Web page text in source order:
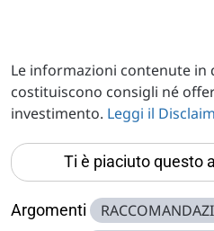
Le informazioni contenute in
costituiscono consigli né
investimento. Leggi il
Ti è piaciuto questo
Argomenti